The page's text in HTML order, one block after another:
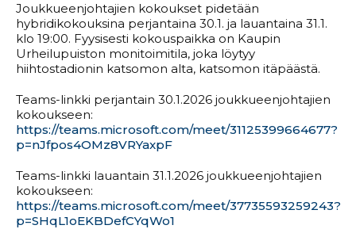
Joukkueenjohtajien kokoukset pidetään
hybridikokouksina perjantaina 30.1. ja lauantaina 31.1.
klo 19:00. Fyysisesti kokouspaikka on Kaupin
Urheilupuiston monitoimitila, joka löytyy
hiihtostadionin katsomon alta, katsomon itäpäästä.
Teams-linkki perjantain 30.1.2026 joukkueenjohtajien
kokoukseen:
https://teams.microsoft.com/meet/31125399664677?
p=nJfpos4OMz8VRYaxpF
Teams-linkki lauantain 31.1.2026 joukkueenjohtajien
kokoukseen:
https://teams.microsoft.com/meet/37735593259243?
p=SHqL1oEKBDefCYqWo1